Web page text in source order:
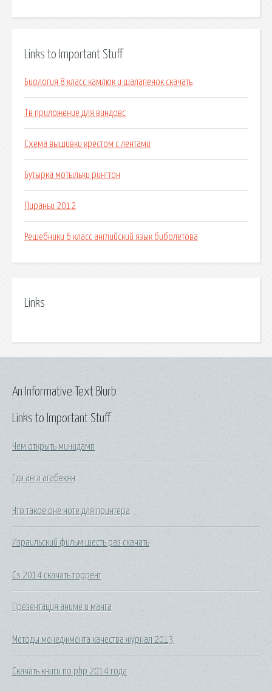
Links to Important Stuff
Биология 8 класс камлюк и шалапенок скачать
Тв приложение для виндовс
Схема вышивки крестом с лентами
Бутырка мотыльки рингтон
Пираньи 2012
Решебники 6 класс английский язык биболетова
Links
Links to Important Stuff
Чем открыть минидамп
Гдз англ агабекян
Что такое оне ноте для принтера
Израильский фильм шесть раз скачать
Cs 2014 скачать торрент
Презентация аниме и манга
Методы менеджмента качества журнал 2013
Скачать книги по php 2014 года
An Informative Text Blurb